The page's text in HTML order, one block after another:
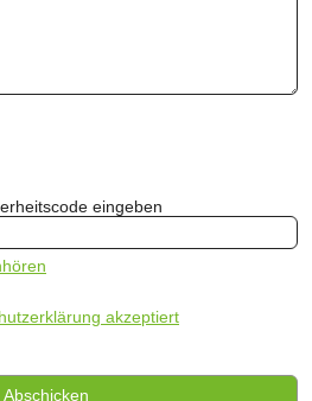
eingeben
akzeptiert